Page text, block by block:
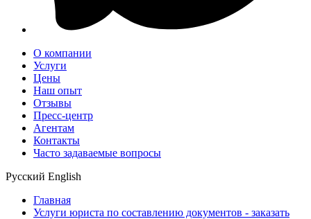
О компании
Услуги
Цены
Наш опыт
Отзывы
Пресс-центр
Агентам
Контакты
Часто задаваемые вопросы
Русский English
Главная
Услуги юриста по составлению документов - заказать